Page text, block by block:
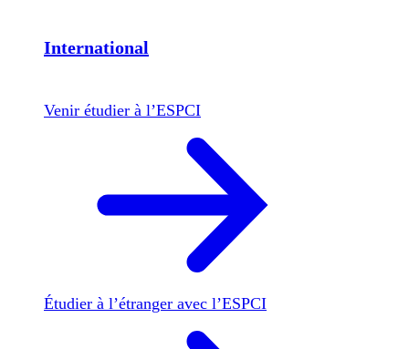
International
Venir étudier à l’ESPCI
Étudier à l’étranger avec l’ESPCI